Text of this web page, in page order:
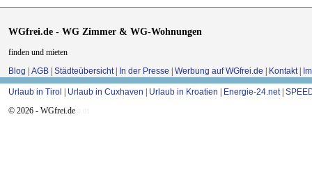
WGfrei.de - WG Zimmer & WG-Wohnungen
finden und mieten
Blog | AGB | Städteübersicht | In der Presse | Werbung auf WGfrei.de | Kontakt |
Urlaub in Tirol | Urlaub in Cuxhaven | Urlaub in Kroatien | Energie-24.net|
© 2026 - WGfrei.de